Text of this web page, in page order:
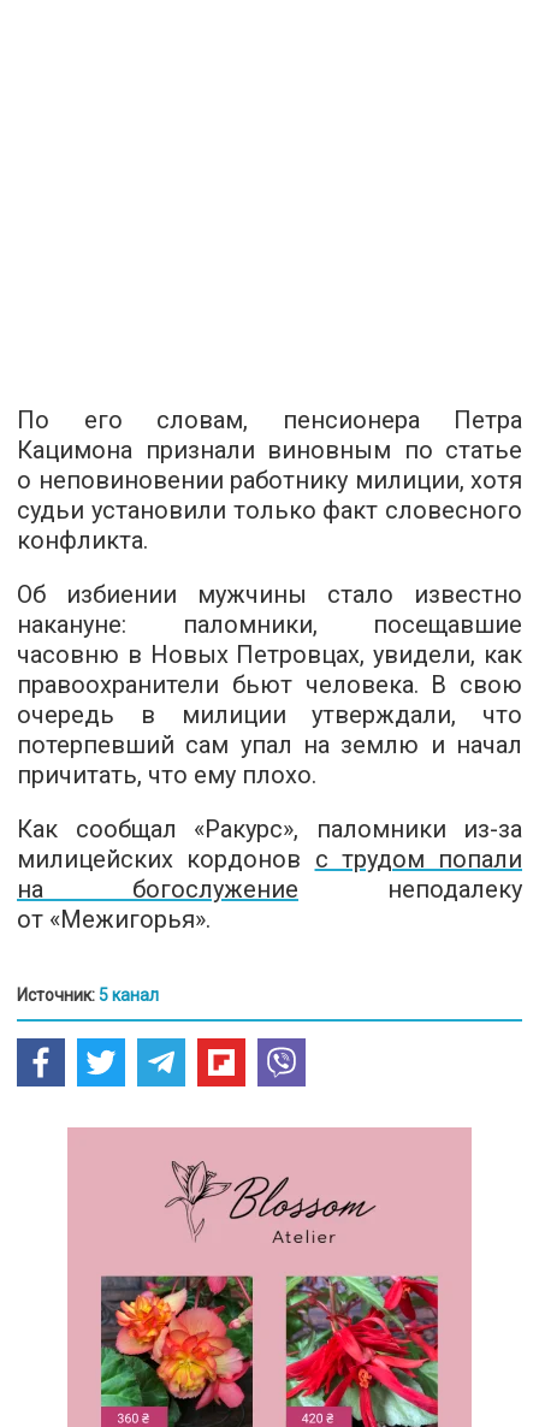
По его словам, пенсионера Петра
Кацимона признали виновным по статье
о неповиновении работнику милиции, хотя
судьи установили только факт словесного
конфликта.
Об избиении мужчины стало известно
накануне: паломники, посещавшие
часовню в Новых Петровцах, увидели, как
правоохранители бьют человека. В свою
очередь в милиции утверждали, что
потерпевший сам упал на землю и начал
причитать, что ему плохо.
Как сообщал «Ракурс», паломники из-за
милицейских кордонов с трудом попали
на богослужение неподалеку
от «Межигорья».
Источник:5 канал